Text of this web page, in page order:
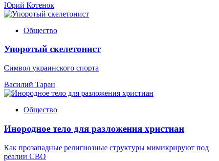
Юрий Котенок
Общество
Упоротый скелетонист
Символ украинского спорта
Василий Таран
Общество
Инородное тело для разложения христиан
Как прозападные религиозные структуры мимикрируют под
реалии СВО